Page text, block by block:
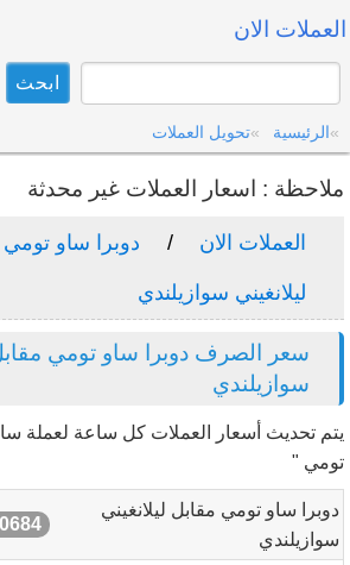
العملات الان
الرئيسية تحويل العملات
ملاحظة : اسعار العملات غير محدثة
العملات الان دوبرا ساو تومي
ليلانغيني سوازيلندي
سعر الصرف دوبرا ساو تومي مقابل
سوازيلندي
يتم تحديث أسعار العملات كل ساعة لعملة
تومي "
دوبرا ساو تومي مقابل ليلانغيني
سوازيلندي